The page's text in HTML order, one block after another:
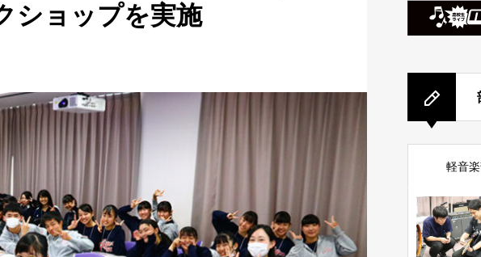
ショップを実施
軽音